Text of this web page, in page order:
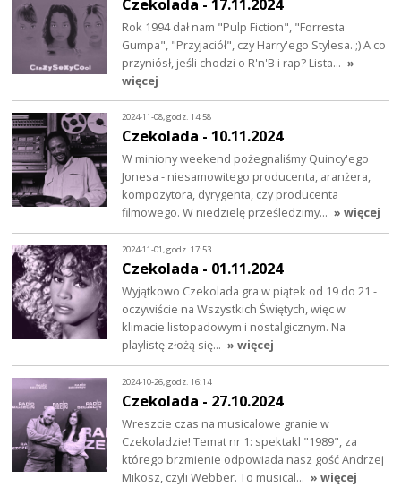
Rok 1994 dał nam "Pulp Fiction", "Forresta
Gumpa", "Przyjaciół", czy Harry'ego Stylesa. ;) A co
przyniósł, jeśli chodzi o R'n'B i rap? Lista… »
więcej
2024-11-08, godz. 14:58
Czekolada - 10.11.2024
W miniony weekend pożegnaliśmy Quincy'ego
Jonesa - niesamowitego producenta, aranżera,
kompozytora, dyrygenta, czy producenta
filmowego. W niedzielę prześledzimy… » więcej
2024-11-01, godz. 17:53
Czekolada - 01.11.2024
Wyjątkowo Czekolada gra w piątek od 19 do 21 -
oczywiście na Wszystkich Świętych, więc w
klimacie listopadowym i nostalgicznym. Na
playlistę złożą się… » więcej
2024-10-26, godz. 16:14
Czekolada - 27.10.2024
Wreszcie czas na musicalowe granie w
Czekoladzie! Temat nr 1: spektakl "1989", za
którego brzmienie odpowiada nasz gość Andrzej
Mikosz, czyli Webber. To musical… » więcej